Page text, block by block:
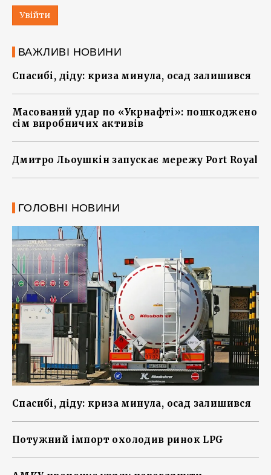
Увійти
ВАЖЛИВІ НОВИНИ
Спасибі, діду: криза минула, осад залишився
Масований удар по «Укрнафті»: пошкоджено
сім виробничих активів
Дмитро Льоушкін запускає мережу Port Royal
ГОЛОВНІ НОВИНИ
Спасибі, діду: криза минула, осад залишився
Потужний імпорт охолодив ринок LPG